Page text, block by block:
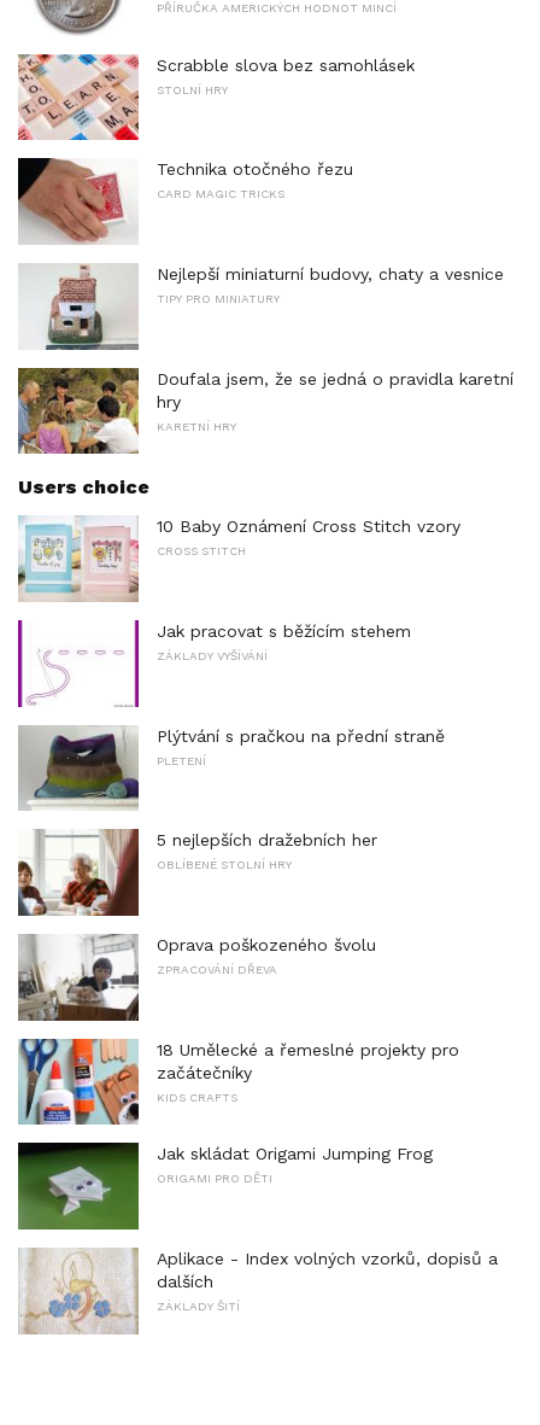
PŘÍRUČKA AMERICKÝCH HODNOT MINCÍ
Scrabble slova bez samohlásek
STOLNÍ HRY
Technika otočného řezu
CARD MAGIC TRICKS
Nejlepší miniaturní budovy, chaty a vesnice
TIPY PRO MINIATURY
Doufala jsem, že se jedná o pravidla karetní
hry
KARETNÍ HRY
Users choice
10 Baby Oznámení Cross Stitch vzory
CROSS STITCH
Jak pracovat s běžícím stehem
ZÁKLADY VYŠÍVÁNÍ
Plýtvání s pračkou na přední straně
PLETENÍ
5 nejlepších dražebních her
OBLÍBENÉ STOLNÍ HRY
Oprava poškozeného švolu
ZPRACOVÁNÍ DŘEVA
18 Umělecké a řemeslné projekty pro
začátečníky
KIDS CRAFTS
Jak skládat Origami Jumping Frog
ORIGAMI PRO DĚTI
Aplikace - Index volných vzorků, dopisů a
dalších
ZÁKLADY ŠITÍ